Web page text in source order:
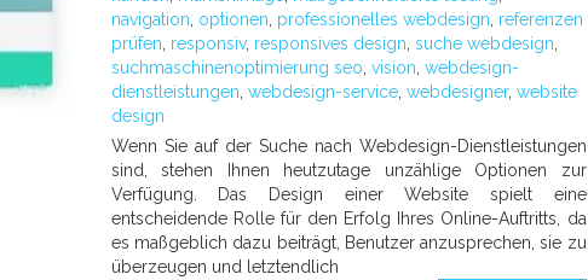
navigation optionen professionelles webdesign referenzen
prüfen responsiv, responsives design suche webdesign
suchmaschinenoptimierung seo vision webdesign-
dienstleistungen webdesign-service, webdesigner, website
design
Wenn Sie auf der Suche nach Webdesign-Dienstleistungen
sind, stehen Ihnen heutzutage unzählige Optionen zur
Verfügung. Das Design einer Website spielt eine
entscheidende Rolle für den Erfolg Ihres Online-Auftritts, da
es maßgeblich dazu beiträgt, Benutzer anzusprechen, sie zu
überzeugen und letztendlich